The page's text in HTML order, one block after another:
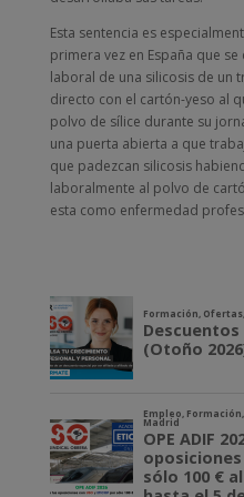
Esta sentencia es
primera vez en España que
laboral de una silicosis de un
directo con el cartón-yeso al
polvo de sílice durante su
una puerta abierta a que
que padezcan silicosis
laboralmente al polvo de
esta como enfermedad